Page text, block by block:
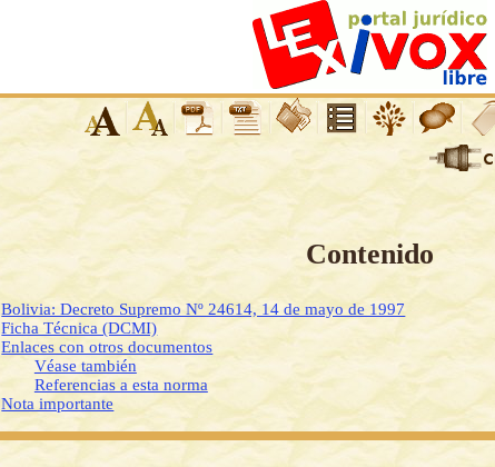
Contenido
Bolivia: Decreto Supremo Nº 24614, 14 de mayo de 1997
Ficha Técnica (DCMI)
Enlaces con otros documentos
Véase también
Referencias a esta norma
Nota importante